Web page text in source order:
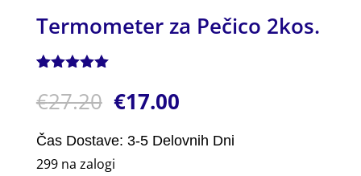
Termometer za Pečico 2kos.
5.00od 5
na podlagi
stranke
€27.20 €17.00
Čas Dostave: 3-5 Delovnih Dni
299 na zalogi